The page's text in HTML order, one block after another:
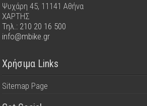
Ψυχάρη 45, 11141 Αθήνα
ΧΑΡΤΗΣ
Τηλ.: 210 20 16 500
info@mbike.gr
Χρήσιμα Links
Sitemap Page